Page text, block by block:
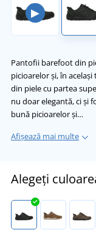
▶
Pantofii barefoot din
picioarelor și, în
din piele cu partea
nu doar elegantă, ci și
bună picioarelor și…
Afișează mai multe
Alegeți